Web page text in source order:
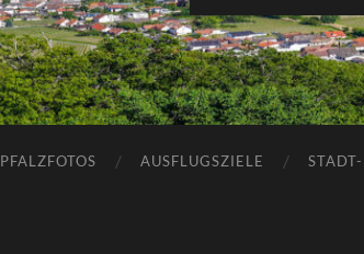
PFALZFOTOS AUSFLUGSZIELE